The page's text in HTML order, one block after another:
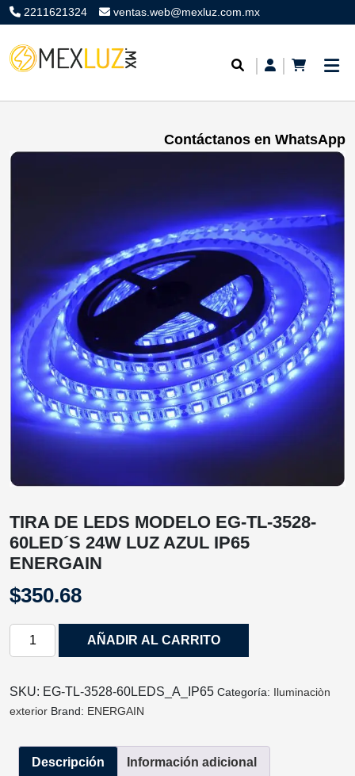
2211621324 ventas.web@mexluz.com.mx
Contáctanos en WhatsApp
TIRA DE LEDS MODELO EG-TL-3528-
60LED´S 24W LUZ AZUL IP65
ENERGAIN
$350.68
TIRA
MODELO
EG-
3528-
60LED
AÑADIR AL CARRITO
SKU: EG-TL-3528-60LEDS_A_IP65 Categoría: Iluminaciòn
exterior Brand: ENERGAIN
Descripción Información adicional